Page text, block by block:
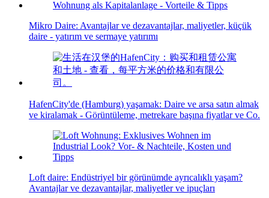
Mikro Daire: Avantajlar ve dezavantajlar, maliyetler, küçük
daire - yatırım ve sermaye yatırımı
HafenCity'de (Hamburg) yaşamak: Daire ve arsa satın almak
ve kiralamak - Görüntüleme, metrekare başına fiyatlar ve Co.
Loft daire: Endüstriyel bir görünümde ayrıcalıklı yaşam?
Avantajlar ve dezavantajlar, maliyetler ve ipuçları